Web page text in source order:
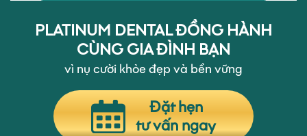
PLATINUM DENTAL ĐỒNG HÀNH
CÙNG GIA ĐÌNH BẠN
vì nụ cười khỏe đẹp và bền vững
Đặt hẹn
tư vấn ngay